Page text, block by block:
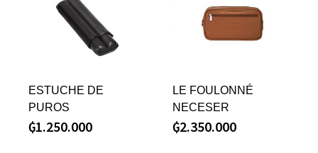
ESTUCHE DE
PUROS
₲1.250.000
LE FOULONNÉ
NECESER
₲2.350.000